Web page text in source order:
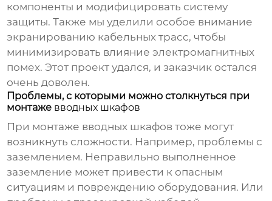
компоненты и модифицировать систему
защиты. Также мы уделили особое внимание
экранированию кабельных трасс, чтобы
минимизировать влияние электромагнитных
помех. Этот проект удался, и заказчик остался
очень доволен.
Проблемы, с которыми можно столкнуться при
монтаже вводных шкафов
При монтаже вводных шкафов тоже могут
возникнуть сложности. Например, проблемы с
заземлением. Неправильно выполненное
заземление может привести к опасным
ситуациям и повреждению оборудования. Или